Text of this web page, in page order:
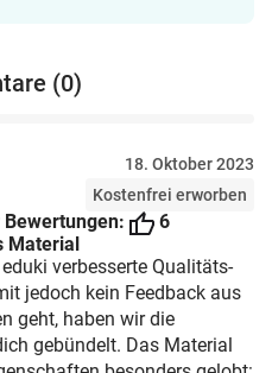
(0)
18. Oktober 2023
Kostenfrei erworben
6
Material
verbesserte Qualitäts-
jedoch kein Feedback aus
geht, haben wir die
gebündelt. Das Material